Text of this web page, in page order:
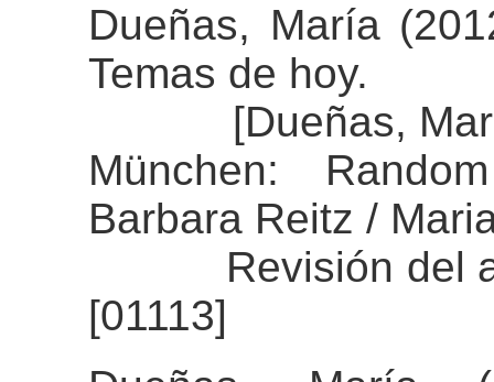
Dueñas, María
Temas de hoy.
[Dueñas, María
München:
Barbara Reitz /
Revisión del
[01113]